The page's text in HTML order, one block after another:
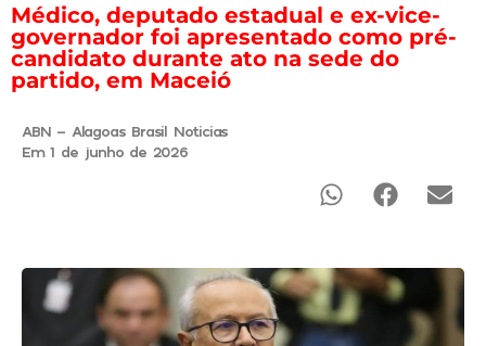
Médico, deputado estadual e ex-vice-
governador foi apresentado como pré-
candidato durante ato na sede do
partido, em Maceió
ABN - Alagoas Brasil Noticias
Em 1 de junho de 2026